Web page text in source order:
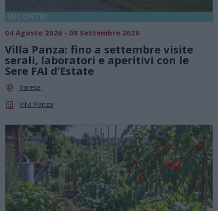
INCONTRI
04 Agosto 2026 - 08 Settembre 2026
Villa Panza: fino a settembre visite
serali, laboratori e aperitivi con le
Sere FAI d’Estate
Varese
Villa Panza